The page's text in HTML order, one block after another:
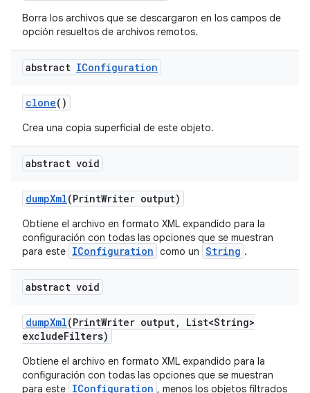
Borra los archivos que se descargaron en los campos de
opción resueltos de archivos remotos.
abstract IConfiguration
clone()
Crea una copia superficial de este objeto.
abstract void
dumpXml(PrintWriter output)
Obtiene el archivo en formato XML expandido para la
configuración con todas las opciones que se muestran
para este IConfiguration como un String .
abstract void
dumpXml(PrintWriter output,
List<String>
excludeFilters)
Obtiene el archivo en formato XML expandido para la
configuración con todas las opciones que se muestran
para este IConfiguration , menos los objetos filtrados